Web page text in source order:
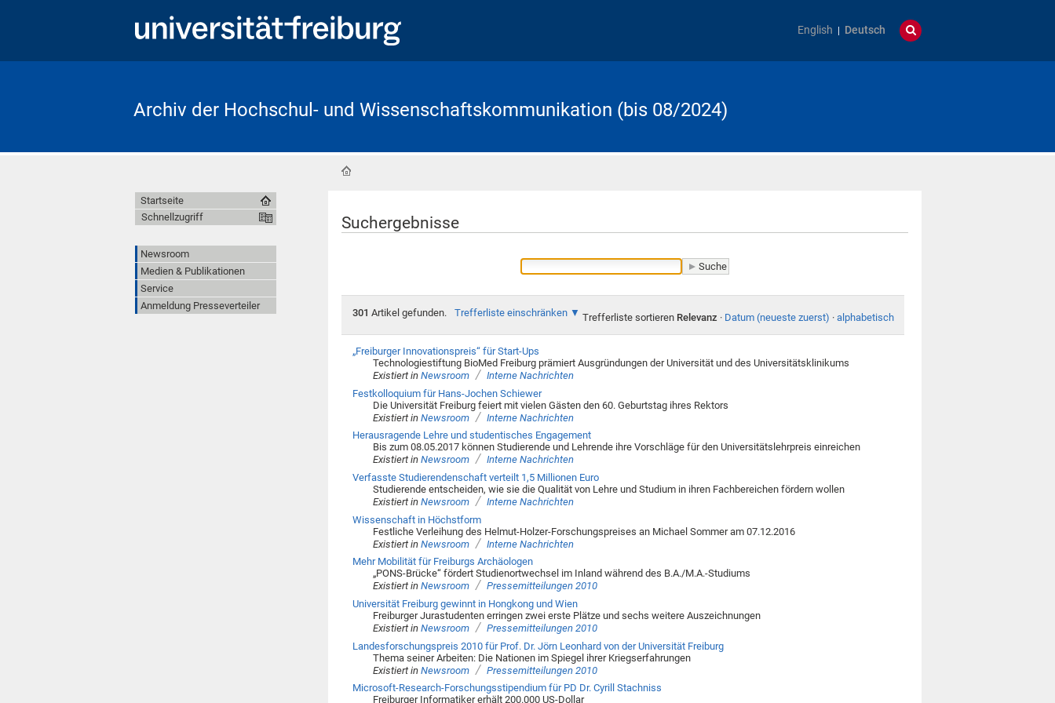
English Deutsch
Archiv der Hochschul- und Wissenschaftskommunikation (bis 08/2024)
Suchergebnisse
301 Artikel gefunden. Trefferliste einschränken Trefferliste sortieren Relevanz · Datum (neueste zuerst) · alphabetisch
„Freiburger Innovationspreis“ für Start-Ups
Technologiestiftung BioMed Freiburg prämiert Ausgründungen der Universität und des Universitätsklinikums
Existiert in Newsroom / Interne Nachrichten
Festkolloquium für Hans-Jochen Schiewer
Die Universität Freiburg feiert mit vielen Gästen den 60. Geburtstag ihres Rektors
Existiert in Newsroom / Interne Nachrichten
Herausragende Lehre und studentisches Engagement
Bis zum 08.05.2017 können Studierende und Lehrende ihre Vorschläge für den Universitätslehrpreis einreichen
Existiert in Newsroom / Interne Nachrichten
Verfasste Studierendenschaft verteilt 1,5 Millionen Euro
Studierende entscheiden, wie sie die Qualität von Lehre und Studium in ihren Fachbereichen fördern wollen
Existiert in Newsroom / Interne Nachrichten
Wissenschaft in Höchstform
Festliche Verleihung des Helmut-Holzer-Forschungspreises an Michael Sommer am 07.12.2016
Existiert in Newsroom / Interne Nachrichten
Mehr Mobilität für Freiburgs Archäologen
„PONS-Brücke“ fördert Studienortwechsel im Inland während des B.A./M.A.-Studiums
Existiert in Newsroom / Pressemitteilungen 2010
Universität Freiburg gewinnt in Hongkong und Wien
Freiburger Jurastudenten erringen zwei erste Plätze und sechs weitere Auszeichnungen
Existiert in Newsroom / Pressemitteilungen 2010
Landesforschungspreis 2010 für Prof. Dr. Jörn Leonhard von der Universität Freiburg
Thema seiner Arbeiten: Die Nationen im Spiegel ihrer Kriegserfahrungen
Existiert in Newsroom / Pressemitteilungen 2010
Microsoft-Research-Forschungsstipendium für PD Dr. Cyrill Stachniss
Freiburger Informatiker erhält 200.000 US-Dollar
Startseite
Schnellzugriff
Newsroom
Medien & Publikationen
Service
Anmeldung Presseverteiler